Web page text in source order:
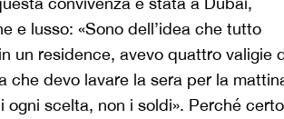
e lusso: «Sono dell’idea che tutto
un residence, avevo quattro valigie
che devo lavare la sera per la
scelta, non i soldi». Perché certo